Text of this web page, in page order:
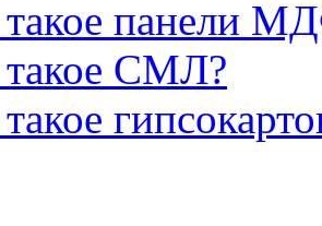
панели
СМЛ?